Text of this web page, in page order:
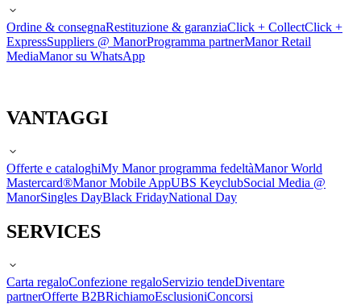
Ordine & consegnaRestituzione & garanziaClick + CollectClick +
ExpressSuppliers @ ManorProgramma partnerManor Retail
MediaManor su WhatsApp
VANTAGGI
Offerte e cataloghiMy Manor programma fedeltàManor World
Mastercard®Manor Mobile AppUBS KeyclubSocial Media @
ManorSingles DayBlack FridayNational Day
SERVICES
Carta regaloConfezione regaloServizio tendeDiventare
partnerOfferte B2BRichiamoEsclusioniConcorsi